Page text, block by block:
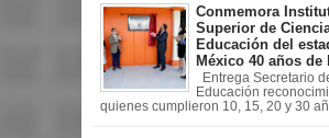
Conmemora
Superior de
Educación del
México 40 años de
Entrega Secretario
Educación
quienes cumplieron 10, 15, 20 y 30